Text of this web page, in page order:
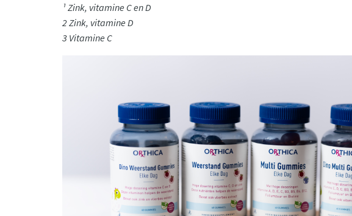
¹ Zink, vitamine C en D
2 Zink, vitamine D
3 Vitamine C